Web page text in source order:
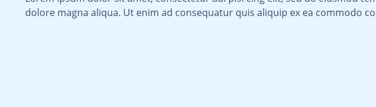
dolore magna aliqua. Ut enim ad consequatur quis aliquip ex ea commodo